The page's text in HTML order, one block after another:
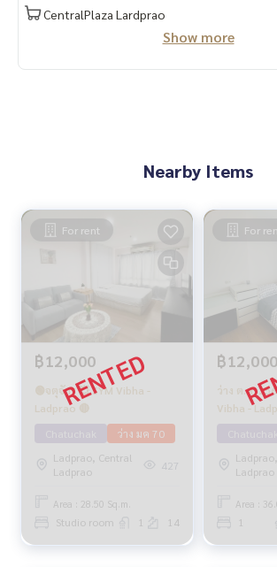
CentralPlaza Lardprao
Show more
Nearby Items
For rent
฿12,000
🟢จตุจักร 💥 SYM Vibha -
Ladprao 🔴
ว่าง มค 70
Ladprao, Central
Ladprao
427
Area : 28.50 Sq.m.
Studio room 1 14
For
฿12,000
ว่าง ต.ค. 2569 ☘️ จตุจักร
Vibha -
Ladprao
Area :
1